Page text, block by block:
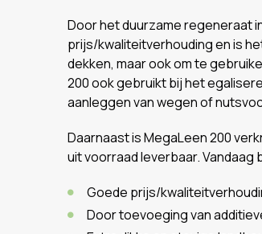
Door het duurzame regeneraat
prijs/kwaliteitverhouding en is
dekken, maar ook om te
200 ook gebruikt bij het
aanleggen van wegen of
Daarnaast is MegaLeen 200
uit voorraad leverbaar. Vandaag
Goede prijs/
Door toevoeging van